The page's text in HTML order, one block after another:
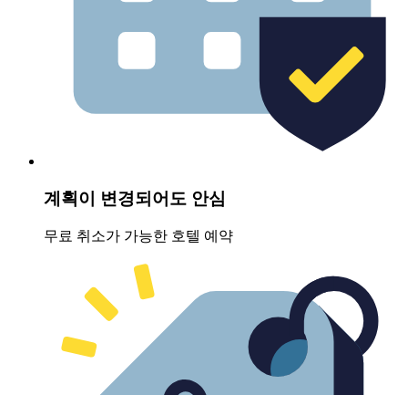
계획이 변경되어도 안심
무료 취소가 가능한 호텔 예약